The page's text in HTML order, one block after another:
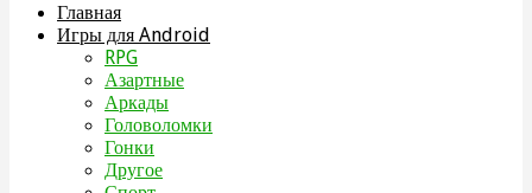
Главная
Игры для Android
RPG
Азартные
Аркады
Головоломки
Гонки
Другое